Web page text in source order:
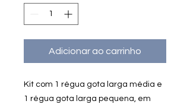
Adicionar ao carrinho
Kit com 1 régua gota larga média e
1 régua gota larga pequena, em